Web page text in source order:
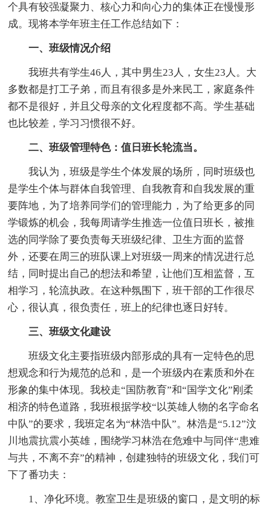
个具有较强凝聚力、核心力和向心力的集体正在慢慢形
成。现将本学年班主任工作总结如下：
一、班级情况介绍
我班共有学生46人，其中男生23人，女生23人。大
多数都是打工子弟，而且有很多是外来民工，家庭条件
都不是很好，并且父母亲的文化程度都不高。学生基础
也比较差，学习习惯很不好。
二、班级管理特色：值日班长轮流当。
我认为，班级是学生个体发展的场所，同时班级也
是学生个体与群体自我管理、自我教育和自我发展的重
要阵地，为了培养同学们的管理能力，为了给更多的同
学锻炼的机会，我每周请学生推选一位值日班长，被推
选的同学除了要负责每天班级纪律、卫生方面的监督
外，还要在周三的班队课上对班级一周来的情况进行总
结，同时提出自己的想法和希望，让他们互相监督，互
相学习，轮流执政。在这种氛围下，班干部的工作很尽
心，很认真，很负责任，班上的纪律也逐日好转。
三、班级文化建设
班级文化主要指班级内部形成的具有一定特色的思
想观念和行为规范的总和，是一个班级内在素质和外在
形象的集中体现。我校走“国防教育”和“国学文化”刚柔
相济的特色道路，我班根据学校“以英雄人物的名字命名
中队”的要求，我班定名为“林浩中队”。林浩是“5.12”汶
川地震抗震小英雄，围绕学习林浩在危难中与同伴“患难
与共，不离不弃”的精神，创建独特的班级文化，我们可
下了番功夫：
1、净化环境。教室卫生是班级的窗口，是文明的标